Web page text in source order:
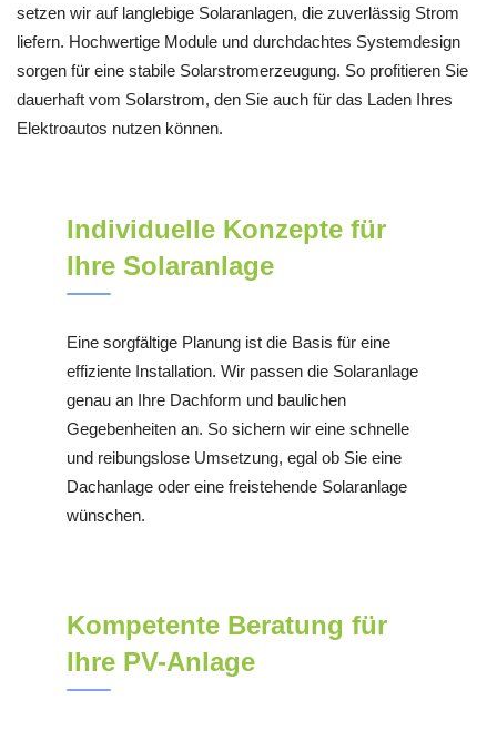
setzen wir auf langlebige Solaranlagen, die zuverlässig Strom
liefern. Hochwertige Module und durchdachtes Systemdesign
sorgen für eine stabile Solarstromerzeugung. So profitieren Sie
dauerhaft vom Solarstrom, den Sie auch für das Laden Ihres
Elektroautos nutzen können.
Individuelle Konzepte für
Ihre Solaranlage
Eine sorgfältige Planung ist die Basis für eine
effiziente Installation. Wir passen die Solaranlage
genau an Ihre Dachform und baulichen
Gegebenheiten an. So sichern wir eine schnelle
und reibungslose Umsetzung, egal ob Sie eine
Dachanlage oder eine freistehende Solaranlage
wünschen.
Kompetente Beratung für
Ihre PV-Anlage